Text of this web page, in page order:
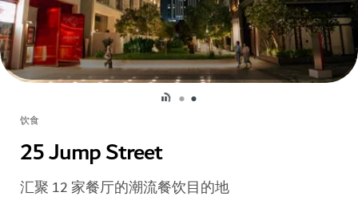
饮食
25 Jump Street
汇聚 12 家餐厅的潮流餐饮目的地